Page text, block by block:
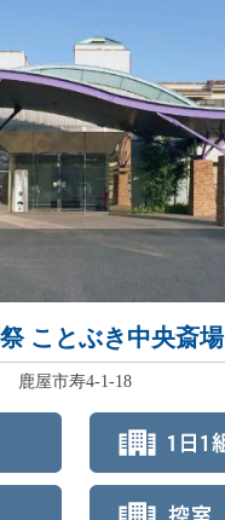
ことぶき中央斎場
鹿屋市寿4-1-18